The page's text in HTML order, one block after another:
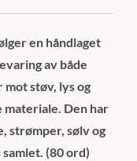
en håndlaget
av både
støv, lys og
materiale. Den har
strømper, sølv og
(80 ord)